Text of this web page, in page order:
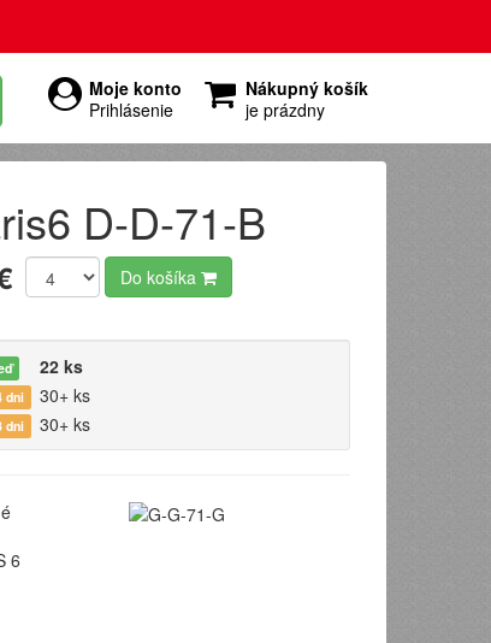
Moje konto
Prihlásenie
Nákupný košík
je prázdny
D-D-71-B
Do košíka
22 ks
dni
30+ ks
dni 30+ ks
6